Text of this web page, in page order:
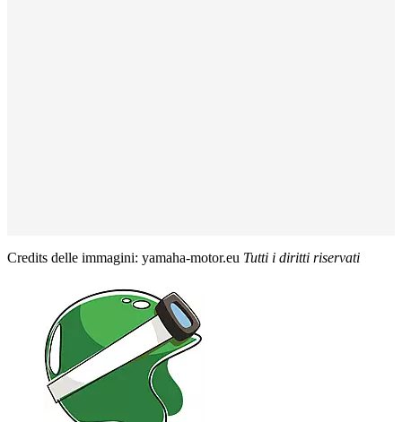
Credits delle immagini: yamaha-motor.eu Tutti i diritti riservati